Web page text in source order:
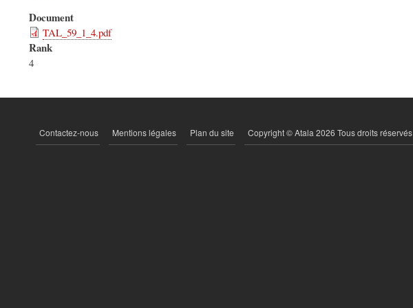
Document
TAL_59_1_4.pdf
Rank
4
PIED
Contactez-nous Mentions légales Plan du site Copyright © Atala 2026 Tous droits réservés